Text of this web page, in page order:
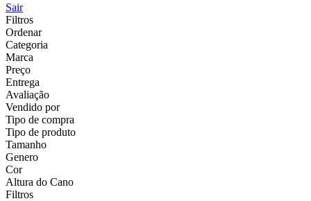
Sair
Filtros
Ordenar
Categoria
Marca
Preço
Entrega
Avaliação
Vendido por
Tipo de compra
Tipo de produto
Tamanho
Genero
Cor
Altura do Cano
Filtros